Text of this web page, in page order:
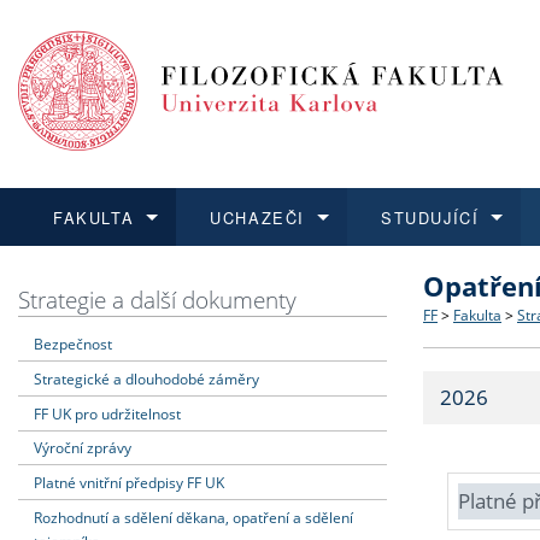
FAKULTA
Dozvědět se více
Struktura
Strategie
Fakultní
UCHAZEČI
Podat přihlášku
Co
Učitelské
STUDUJÍCÍ
Dozvědět se více
Dozvědět se více
O vědě a
Dozvědět se více
Aktuální
Strategie a další dokumenty
Bezpečnost
Strategické a dlouhodobé záměry
FF UK pro udržitelnost
Výroční zprávy
Platné vnitřní předpisy FF UK
Rozhodnutí a sdělení děkana, opatření a sdělení
FF > Fakulta >
2026
Platné